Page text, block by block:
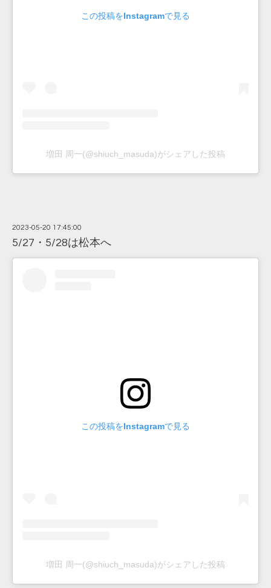
この投稿をInstagramで見る
増田 周一(@shiuch_masuda)がシェアした投稿
2023-05-20 17:45:00
5/27・5/28は松本へ
この投稿をInstagramで見る
増田 周一(@shiuch_masuda)がシェアした投稿